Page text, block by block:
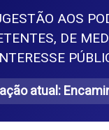
AOS
DE
atual: